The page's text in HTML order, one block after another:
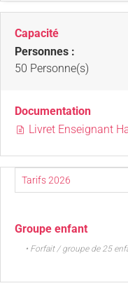
Capacité
Personnes :
50 Personne(s)
Documentation
Livret Enseignant
Groupe enfant
• Forfait / groupe de 25